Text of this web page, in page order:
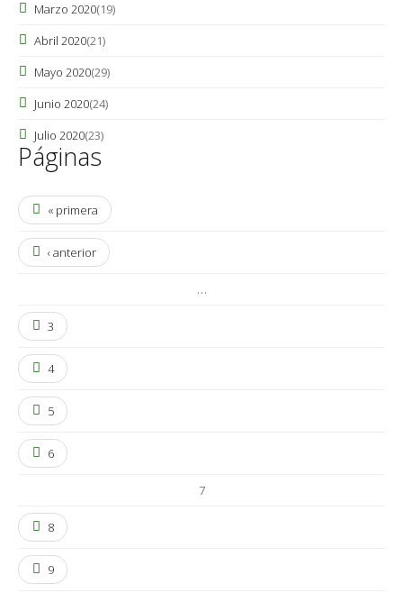
Marzo 2020(19)
Abril 2020(21)
Mayo 2020(29)
Junio 2020(24)
Julio 2020(23)
Páginas
« primera
‹ anterior
…
3
4
5
6
7
8
9